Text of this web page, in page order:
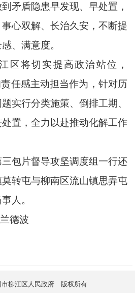
矛盾隐患早发现、早处置，
心双解、长治久安，不断提
、满意度。
区将切实提高政治站位，
任感主动担当作为，针对历
实行分类施策、倒排工期、
置，全力以赴推动化解工作
包片督导攻坚调度组一行还
转屯与柳南区流山镇思弄屯
人。
德波
市柳江区人民政府 版权所有